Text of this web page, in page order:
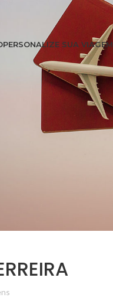
PERSONALIZE SUA VIAGEM